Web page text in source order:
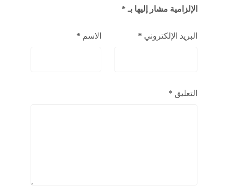
الإلزامية مشار إليها بـ *
الاسم * البريد الإلكتروني *
التعليق *